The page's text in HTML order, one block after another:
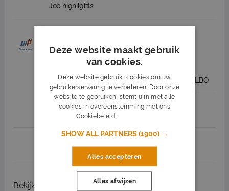
Job highlights
Zwolle
Zwolle (2 km)
15 15 uur Middelbare school - LBO
Job highlights
2 3 Volgende >
Bekijk recent gesloten vacatures
Deze website maakt gebruik
van cookies.
Deze website gebruikt cookies om uw
gebruikerservaring te verbeteren. Door onze
website te gebruiken, stemt u in met alle
cookies in overeenstemming met ons
Cookiebeleid.
SHOW ALL PARTNERS(1900) →
Alles accepteren
Alles afwijzen